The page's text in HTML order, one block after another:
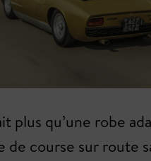
plus qu’une robe
course sur route